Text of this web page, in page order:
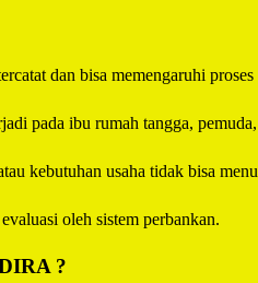
dan bisa memengaruhi
pada ibu rumah tangga,
kebutuhan usaha tidak bisa
oleh sistem perbankan.
?